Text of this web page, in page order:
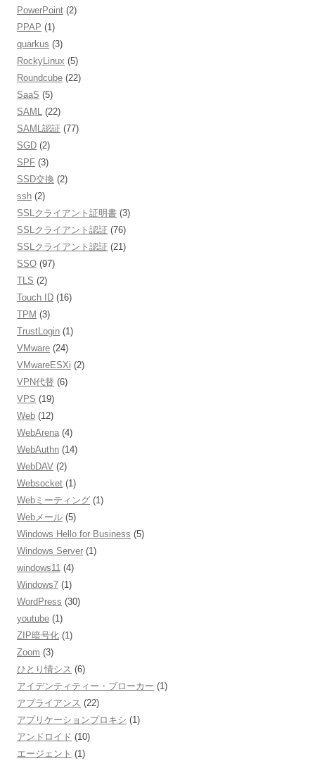
PowerPoint (2)
PPAP (1)
quarkus (3)
RockyLinux (5)
Roundcube (22)
SaaS (5)
SAML
(22)
SAML認証 (77)
SGD (2)
SPF (3)
SSD交換 (2)
ssh (2)
SSLクライアント証明書 (3)
SSLクライアント認証 (76)
SSLクライアント認証 (21)
SSO (97)
TLS (2)
Touch ID (16)
TPM (3)
TrustLogin (1)
VMware (24)
VMwareESXi (2)
VPN代替 (6)
VPS (19)
Web (12)
WebArena (4)
WebAuthn (14)
WebDAV (2)
Websocket (1)
Webミーティング (1)
Webメール (5)
Windows Hello for Business (5)
Windows Server (1)
windows11 (4)
Windows7 (1)
WordPress (30)
youtube (1)
ZIP暗号化 (1)
Zoom (3)
ひとり情シス (6)
アイデンティティー・ブローカー (1)
アプライアンス (22)
アプリケーションプロキシ (1)
アンドロイド (10)
エージェント (1)